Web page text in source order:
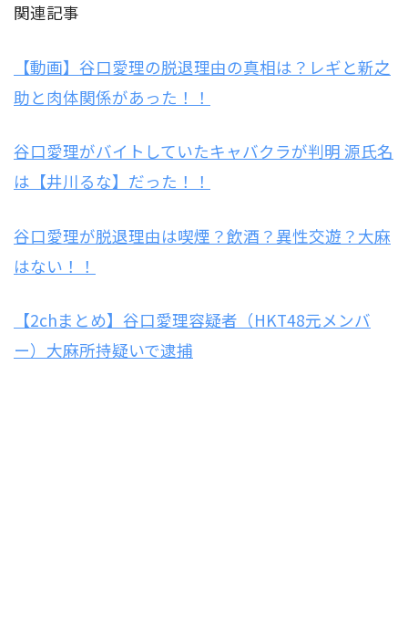
関連記事
【動画】谷口愛理の脱退理由の真相は？レギと新之
助と肉体関係があった！！
谷口愛理がバイトしていたキャバクラが判明 源氏名
は【井川るな】だった！！
谷口愛理が脱退理由は喫煙？飲酒？異性交遊？大麻
はない！！
【2chまとめ】谷口愛理容疑者（HKT48元メンバ
ー）大麻所持疑いで逮捕